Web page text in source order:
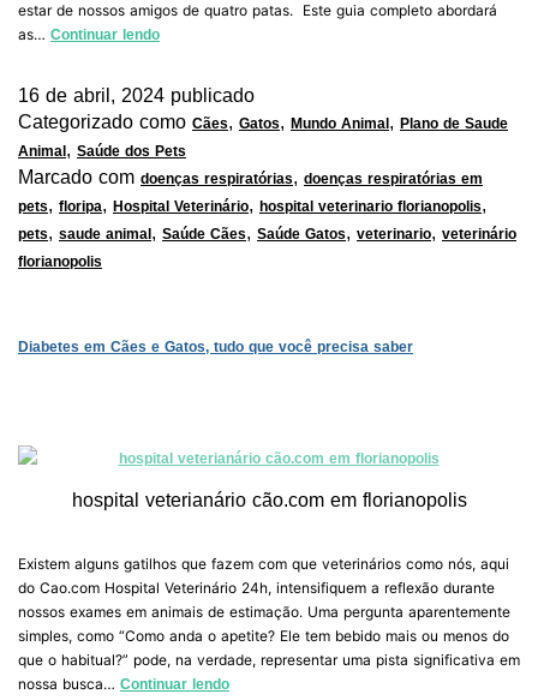
estar de nossos amigos de quatro patas. Este guia completo abordará
as… Continuar lendo
16 de abril, 2024 publicado
Categorizado como Cães, Gatos, Mundo Animal , Plano de Saude
Animal , Saúde dos Pets
Marcado com doenças respiratórias, doenças respiratórias em
pets, floripa, Hospital Veterinário, hospital veterinario florianopolis,
pets, saude animal , Saúde Cães, Saúde Gatos, veterinario, veterinário
florianopolis
Diabetes em Cães e Gatos, tudo que você precisa saber
hospital veterianário cão.com em florianopolis
Existem alguns gatilhos que fazem com que veterinários como nós, aqui
do Cao.com Hospital Veterinário 24h, intensifiquem a reflexão durante
nossos exames em animais de estimação. Uma pergunta aparentemente
simples, como “Como anda o apetite? Ele tem bebido mais ou menos do
que o habitual?” pode, na verdade, representar uma pista significativa em
nossa busca… Continuar lendo